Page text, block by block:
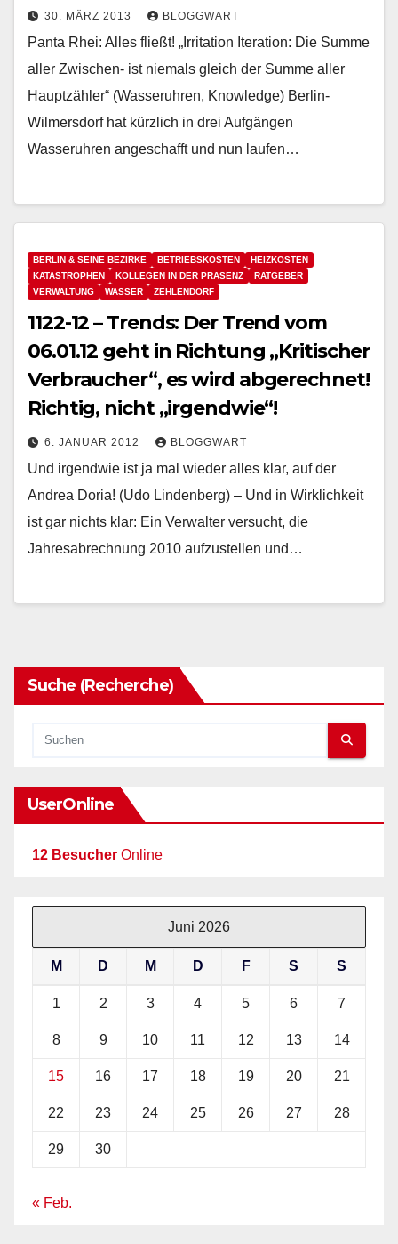
30. MÄRZ 2013 BLOGGWART
Panta Rhei: Alles fließt! „Irritation Iteration: Die Summe
aller Zwischen- ist niemals gleich der Summe aller
Hauptzähler“ (Wasseruhren, Knowledge) Berlin-
Wilmersdorf hat kürzlich in drei Aufgängen
Wasseruhren angeschafft und nun laufen…
BERLIN & SEINE BEZIRKE BETRIEBSKOSTEN
HEIZKOSTEN
KATASTROPHEN
KOLLEGEN IN DER PRÄSENZ
RATGEBER
VERWALTUNG
WASSER ZEHLENDORF
1122-12 – Trends: Der Trend vom
06.01.12 geht in Richtung „Kritischer
Verbraucher“, es wird abgerechnet!
Richtig, nicht „irgendwie“!
6. JANUAR 2012 BLOGGWART
Und irgendwie ist ja mal wieder alles klar, auf der
Andrea Doria! (Udo Lindenberg) – Und in Wirklichkeit
ist gar nichts klar: Ein Verwalter versucht, die
Jahresabrechnung 2010 aufzustellen und…
Suche (Recherche)
UserOnline
12 Besucher Online
Juni 2026
M D M D F S S
1 2 3 4 5 6 7
8 9 10 11 12 13 14
15 16 17 18 19 20 21
22 23 24 25 26 27 28
29 30
« Feb.